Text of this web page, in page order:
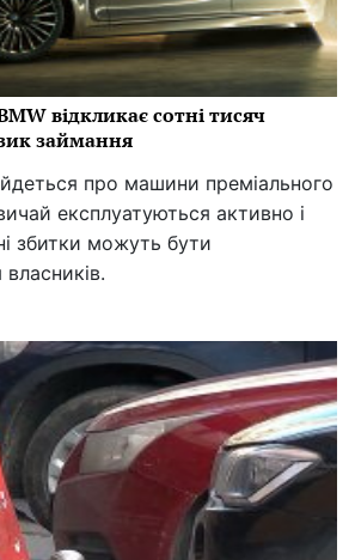
відкликає сотні тисяч
займання
про машини преміального
експлуатуються активно і
збитки можуть бути